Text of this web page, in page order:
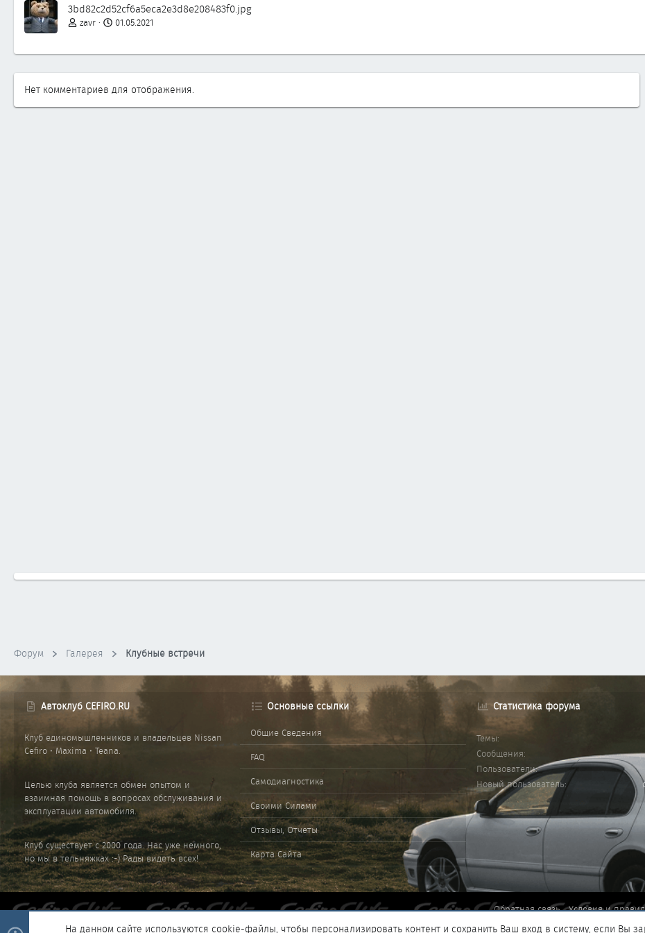
3bd82c2d52cf6a5eca2e3d8e208483f0.jpg
zavr 01.05.2021
Нет комментариев для отображения.
Форум Галерея Клубные встречи
Автоклуб CEFIRO.RU
Клуб единомышленников и владельцев Nissan
Cefiro • Maxima • Teana.
Целью клуба является обмен опытом и
взаимная помощь в вопросах обслуживания и
эксплуатации автомобиля.
Клуб существует с 2000 года. Нас уже немного,
но мы в тельняжках :-) Рады видеть всех!
Основные ссылки
Общие Сведения
FAQ
Самодиагностика
Своими Силами
Отзывы, Отчеты
Карта Сайта
Статистика форума
Темы
Сообщения
Пользователи
Новый пользователь
Обратная связь Условия и
На данном сайте используются cookie-файлы, чтобы персонализировать контент и сохранить Ваш вход в систему, если Вы